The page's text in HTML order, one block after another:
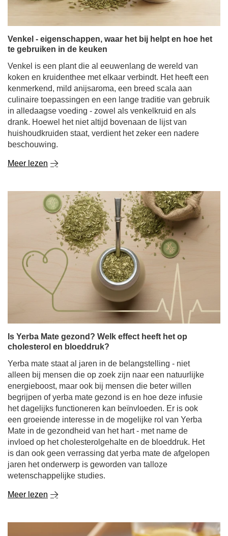
Venkel - eigenschappen, waar het bij helpt en hoe het
te gebruiken in de keuken
Venkel is een plant die al eeuwenlang de wereld van
koken en kruidenthee met elkaar verbindt. Het heeft een
kenmerkend, mild anijsaroma, een breed scala aan
culinaire toepassingen en een lange traditie van gebruik
in alledaagse voeding - zowel als venkelkruid en als
drank. Hoewel het niet altijd bovenaan de lijst van
huishoudkruiden staat, verdient het zeker een nadere
beschouwing.
Meer lezen
Is Yerba Mate gezond? Welk effect heeft het op
cholesterol en bloeddruk?
Yerba mate staat al jaren in de belangstelling - niet
alleen bij mensen die op zoek zijn naar een natuurlijke
energieboost, maar ook bij mensen die beter willen
begrijpen of yerba mate gezond is en hoe deze infusie
het dagelijks functioneren kan beïnvloeden. Er is ook
een groeiende interesse in de mogelijke rol van Yerba
Mate in de gezondheid van het hart - met name de
invloed op het cholesterolgehalte en de bloeddruk. Het
is dan ook geen verrassing dat yerba mate de afgelopen
jaren het onderwerp is geworden van talloze
wetenschappelijke studies.
Meer lezen